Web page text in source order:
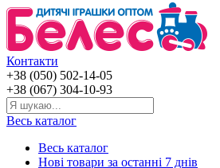
Контакти
+38 (050) 502-14-05
+38 (067) 304-10-93
Весь каталог
Весь каталог
Нові товари за останнi 7 днiв